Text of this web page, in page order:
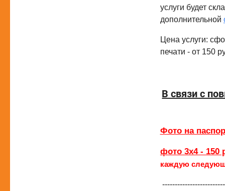
услуги будет
дополнительной
Цена услуги:
печати - от 150
В связи с
Фото на
фото 3х4 - 150
каждую